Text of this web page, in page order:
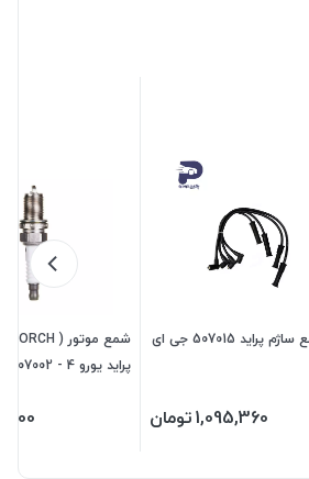
وایر شمع ساژم پراید 507015 جی ای
1,095,360تومان